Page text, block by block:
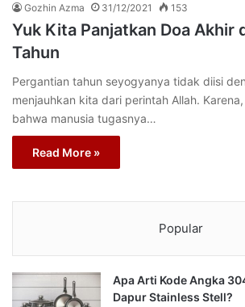
Gozhin Azma 31/12/2021 153
Yuk Kita Panjatkan Doa Akhir
Tahun
Pergantian tahun seyogyanya tidak diisi
menjauhkan kita dari perintah Allah.
bahwa manusia tugasnya…
Read More »
Popular
Apa Arti Kode Angka
Dapur Stainless Stell?